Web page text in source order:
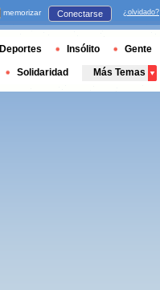
memorizar Conectarse ¿olvidado?
Deportes Insólito Gente
Solidaridad Más Temas